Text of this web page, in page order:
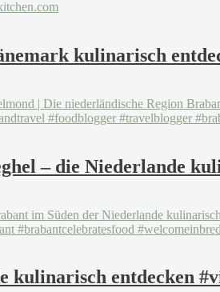
kulinarisch
– die Niederlande
kulinarisch entdecken